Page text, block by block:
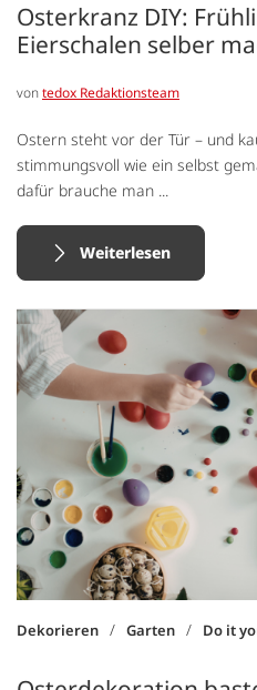
Osterkranz DIY:
Eierschalen selber
vontedox Redaktionsteam
Ostern steht vor der Tür – und
stimmungsvoll wie ein selbst
dafür brauche man ...
Weiterlesen
Dekorieren / Garten / Do it